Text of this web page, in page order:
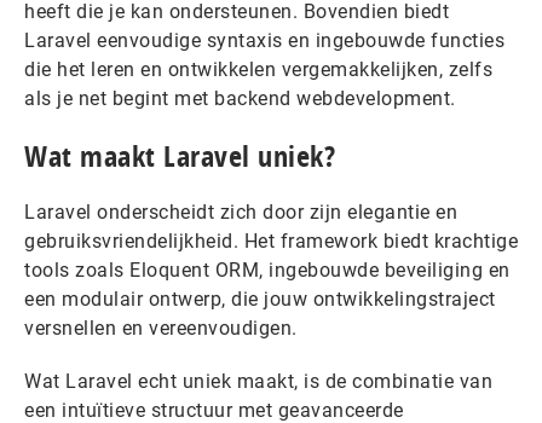
heeft die je kan ondersteunen. Bovendien biedt
Laravel eenvoudige syntaxis en ingebouwde functies
die het leren en ontwikkelen vergemakkelijken, zelfs
als je net begint met backend webdevelopment.
Wat maakt Laravel uniek?
Laravel onderscheidt zich door zijn elegantie en
gebruiksvriendelijkheid. Het framework biedt krachtige
tools zoals Eloquent ORM, ingebouwde beveiliging en
een modulair ontwerp, die jouw ontwikkelingstraject
versnellen en vereenvoudigen.
Wat Laravel echt uniek maakt, is de combinatie van
een intuïtieve structuur met geavanceerde